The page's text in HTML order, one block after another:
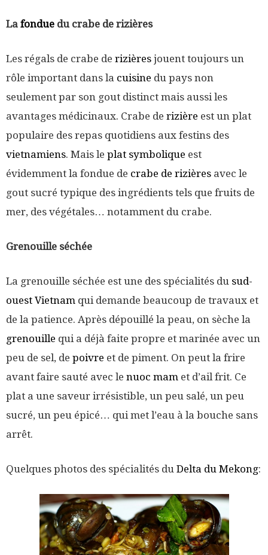
La fondue du crabe de rizières
Les régals de crabe de rizières jouent toujours un
rôle important dans la cuisine du pays non
seulement par son gout distinct mais aussi les
avantages médicinaux. Crabe de rizière est un plat
populaire des repas quotidiens aux festins des
vietnamiens. Mais le plat symbolique est
évidemment la fondue de crabe de rizières avec le
gout sucré typique des ingrédients tels que fruits de
mer, des végétales… notamment du crabe.
Grenouille séchée
La grenouille séchée est une des spécialités du sud-
ouest Vietnam qui demande beaucoup de travaux et
de la patience. Après dépouillé la peau, on sèche la
grenouille qui a déjà faite propre et marinée avec un
peu de sel, de poivre et de piment. On peut la frire
avant faire sauté avec le nuoc mam et d’ail frit. Ce
plat a une saveur irrésistible, un peu salé, un peu
sucré, un peu épicé… qui met l’eau à la bouche sans
arrêt.
Quelques photos des spécialités du Delta du Mekong: